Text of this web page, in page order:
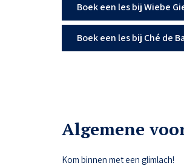
Boek een les bij Wiebe
Boek een les bij Ché de
Algemene
Kom binnen met een glimlach!